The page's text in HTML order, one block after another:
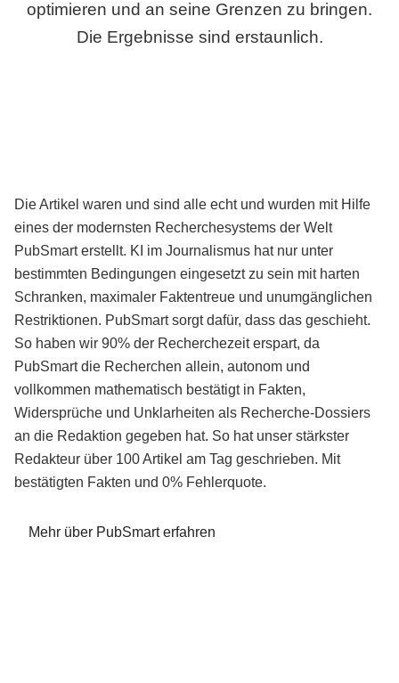
optimieren und an seine Grenzen zu bringen.
Die Ergebnisse sind erstaunlich.
Die Artikel waren und sind alle echt und wurden mit Hilfe
eines der modernsten Recherchesystems der Welt
PubSmart erstellt. KI im Journalismus hat nur unter
bestimmten Bedingungen eingesetzt zu sein mit harten
Schranken, maximaler Faktentreue und unumgänglichen
Restriktionen. PubSmart sorgt dafür, dass das geschieht.
So haben wir 90% der Recherchezeit erspart, da
PubSmart die Recherchen allein, autonom und
vollkommen mathematisch bestätigt in Fakten,
Widersprüche und Unklarheiten als Recherche-Dossiers
an die Redaktion gegeben hat. So hat unser stärkster
Redakteur über 100 Artikel am Tag geschrieben. Mit
bestätigten Fakten und 0% Fehlerquote.
Mehr über PubSmart erfahren